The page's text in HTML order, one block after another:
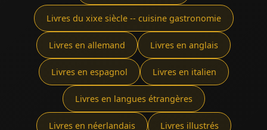
Livres du xixe siècle -- cuisine gastronomie
Livres en allemand Livres en anglais
Livres en espagnol Livres en italien
Livres en langues étrangères
Livres en néerlandais Livres illustrés